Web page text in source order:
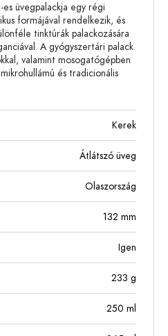
üvegpalackja egy régi
formájával rendelkezik, és
tinktúrák palackozására
A gyógyszertári palack
valamint mosogatógépben
és tradicionális
Kerek
Átlátszó üveg
Olaszország
132 mm
Igen
233 g
250 ml